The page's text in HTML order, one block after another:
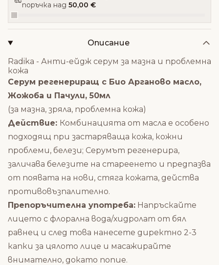
поръчка над 50,00 €
Описание
Radika - Анти-ейдж серум за мазна и проблемна
кожа
Серум регенериращ с Био Арганово масло,
Жожоба и Пачули, 50мл
(за мазна, зряла, проблемна кожа)
Действие: Комбинацията от масла е особено
подходящ при застаряваща кожа, кожни
проблеми, белези; Серумът регенерира,
заличава белезите на стареенето и предпазва
от появата на нови, стяга кожата, действа
противовъзпалително.
Препоръчителна употреба: Напръскайте
лицето с флорална вода/хидролат от бял
равнец и след това нанесете директно 2-3
капки за цялото лице и масажирайте
внимателно, докато попие.